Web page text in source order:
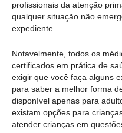
profissionais da atenção
qualquer situação não
expediente.
Notavelmente, todos os
certificados em prática de
exigir que você faça alguns
para saber a melhor forma
disponível apenas para
existam opções para
atender crianças em